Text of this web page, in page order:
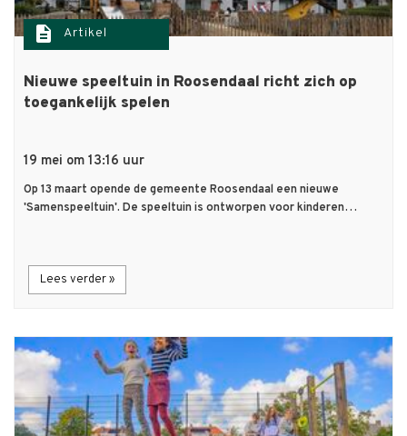
description Artikel
Nieuwe speeltuin in Roosendaal richt zich op
toegankelijk spelen
19 mei om 13:16 uur
Op 13 maart opende de gemeente Roosendaal een nieuwe
'Samenspeeltuin'. De speeltuin is ontworpen voor kinderen…
Lees verder »